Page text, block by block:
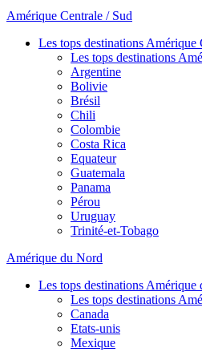
Amérique Centrale / Sud
Les tops destinations Amérique
Les tops destinations
Argentine
Bolivie
Brésil
Chili
Colombie
Costa Rica
Equateur
Guatemala
Panama
Pérou
Uruguay
Trinité-et-Tobago
Amérique du Nord
Les tops destinations Amérique
Les tops destinations
Canada
Etats-unis
Mexique